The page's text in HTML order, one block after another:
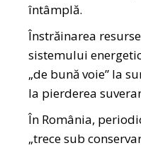
întâmplă.
Înstrăinarea
sistemului
„de bună voie” la
la pierderea
În România,
„trece sub